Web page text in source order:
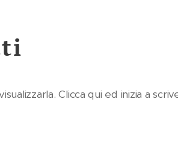
Clicca qui ed inizia a